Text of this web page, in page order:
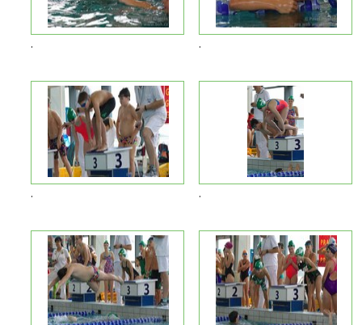
. .
. .